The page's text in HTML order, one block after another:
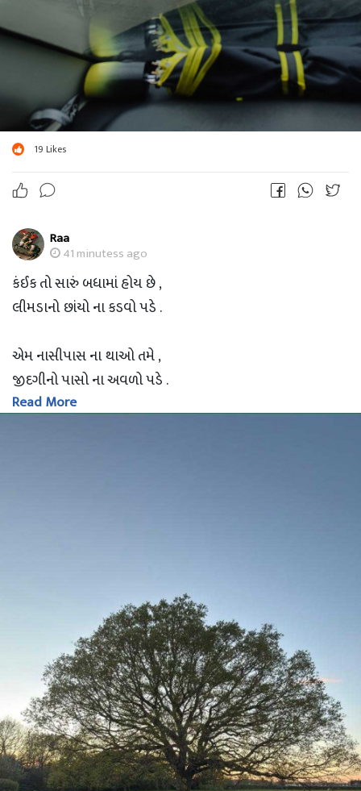
19 Likes
Raa
41 minutess ago
કંઈક તો સારું બધામાં હોય છે ,
લીમડાનો છાંયો ના કડવો પડે .
એમ નાસીપાસ ના થાઓ તમે ,
જીદગીનો પાસો ના અવળો પડે .
Read More